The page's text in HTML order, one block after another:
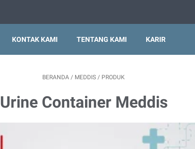
KONTAK KAMI TENTANG KAMI KARIR
BERANDA / MEDDIS / PRODUK
Urine Container Meddis